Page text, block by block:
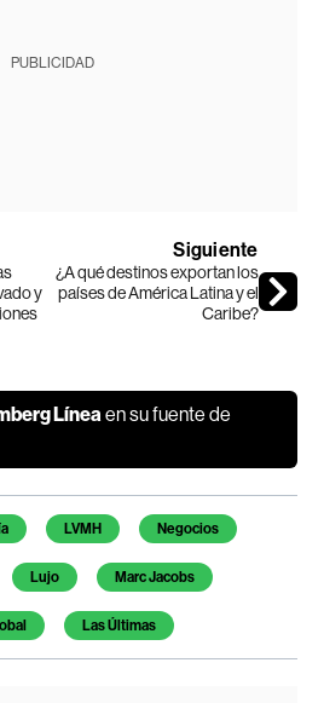
PUBLICIDAD
y
Siguiente
¿A qué destinos exportan los
países de América Latina y el
Caribe?
Líneaen su fuente de
LVMH Negocios
Lujo Marc Jacobs
Las Últimas